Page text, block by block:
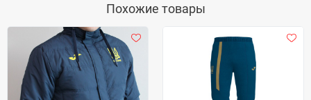
Похожие товары